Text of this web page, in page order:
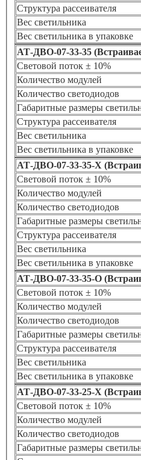
Структура рассеивателя
Вес светильника
Вес светильника в упаковке
АТ-ДВО-07-33-35
Световой поток ± 10%
Количество модулей
Количество светодиодов
Габаритные размеры
Структура рассеивателя
Вес светильника
Вес светильника в упаковке
АТ-ДВО-07-33-35-Х
Световой поток ± 10%
Количество модулей
Количество светодиодов
Габаритные размеры
Структура рассеивателя
Вес светильника
Вес светильника в упаковке
АТ-ДВО-07-33-35-О
Световой поток ± 10%
Количество модулей
Количество светодиодов
Габаритные размеры
Структура рассеивателя
Вес светильника
Вес светильника в упаковке
АТ-ДВО-07-33-25-Х
Световой поток ± 10%
Количество модулей
Количество светодиодов
Габаритные размеры